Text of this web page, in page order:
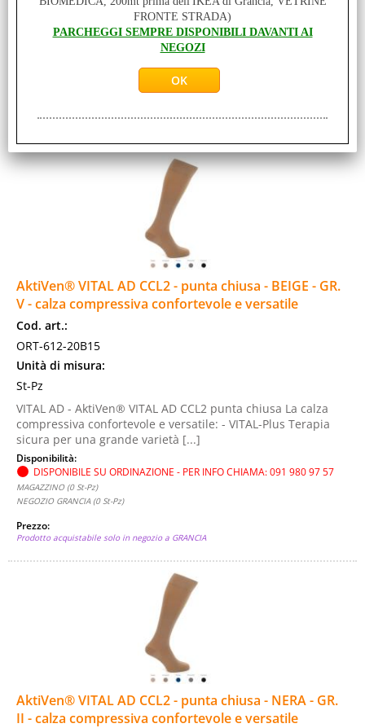
compressiva confortevole e versatile: - VITAL-Plus Terapia
sicura per una grande varietà [...]
DISPONIBILE SU ORDINAZIONE - PER INFO CHIAMA: 091 980 97 57
AktiVen® VITAL AD CCL2 - punta chiusa - BEIGE - GR.
V - calza compressiva confortevole e versatile
Cod. art.:
ORT-612-20B15
Unità di misura:
St-Pz
VITAL AD - AktiVen® VITAL AD CCL2 punta chiusa La calza
compressiva confortevole e versatile: - VITAL-Plus Terapia
sicura per una grande varietà [...]
Disponibilità:
DISPONIBILE SU ORDINAZIONE - PER INFO CHIAMA: 091 980 97 57
MAGAZZINO (0 St-Pz)
NEGOZIO GRANCIA (0 St-Pz)
Prezzo:
Prodotto acquistabile solo in negozio a GRANCIA
AktiVen® VITAL AD CCL2 - punta chiusa - NERA - GR.
II - calza compressiva confortevole e versatile
FRONTE STRADA)
PARCHEGGI SEMPRE DISPONIBILI DAVANTI AI
NEGOZI